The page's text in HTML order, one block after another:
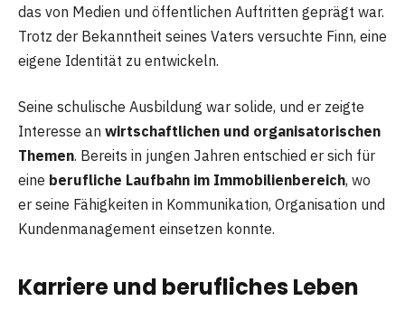
das von Medien und öffentlichen Auftritten geprägt war.
Trotz der Bekanntheit seines Vaters versuchte Finn, eine
eigene Identität zu entwickeln.
Seine schulische Ausbildung war solide, und er zeigte
Interesse an wirtschaftlichen und organisatorischen
Themen. Bereits in jungen Jahren entschied er sich für
eine berufliche Laufbahn im Immobilienbereich, wo
er seine Fähigkeiten in Kommunikation, Organisation und
Kundenmanagement einsetzen konnte.
Karriere und berufliches Leben